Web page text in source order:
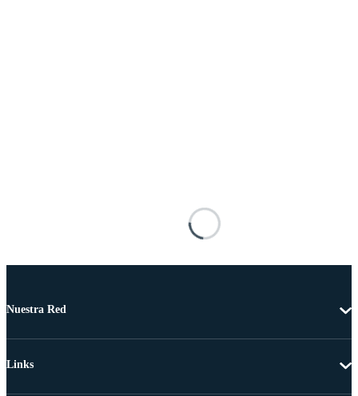
Nuestra Red
Links